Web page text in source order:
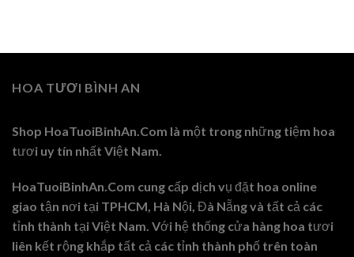
HOA TƯƠI BÌNH AN
Shop HoaTuoiBinhAn.Com là một trong những tiệm hoa
tươi uy tín nhất Việt Nam.
HoaTuoiBinhAn.Com cung cấp dịch vụ đặt hoa online
giao tận nơi tại TPHCM, Hà Nội, Đà Nẵng và tất cả các
tỉnh thành tại Việt Nam. Với hệ thống cửa hàng hoa tươi
liên kết rộng khắp tất cả các tỉnh thành phố trên toàn